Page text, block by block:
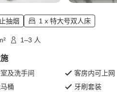
抽烟 1 x 特大号双人床
1–3 人
及洗手间
客房内可上网
桶
牙刷套装